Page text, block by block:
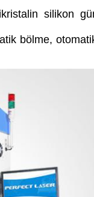
silikon
bölme,